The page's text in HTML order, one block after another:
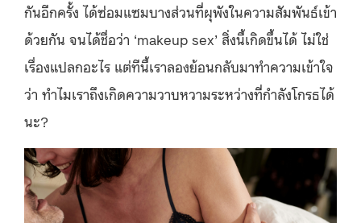
กันอีกครั้ง ได้ซ่อมแซมบางส่วนที่ผุพังในความสัมพันธ์เข้า
ด้วยกัน จนได้ชื่อว่า ‘makeup sex’ สิ่งนี้เกิดขึ้นได้ ไม่ใช่
เรื่องแปลกอะไร แต่ทีนี้เราลองย้อนกลับมาทำความเข้าใจ
ว่า ทำไมเราถึงเกิดความวาบหวามระหว่างที่กำลังโกรธได้
นะ?